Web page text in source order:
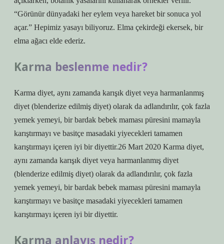
“Görünür dünyadaki her eylem veya hareket bir sonuca yol
açar.” Hepimiz yasayı biliyoruz. Elma çekirdeği ekersek, bir
elma ağacı elde ederiz.
Karma beslenme nedir?
Karma diyet, aynı zamanda karışık diyet veya harmanlanmış
diyet (blenderize edilmiş diyet) olarak da adlandırılır, çok fazla
yemek yemeyi, bir bardak bebek maması püresini mamayla
karıştırmayı ve basitçe masadaki yiyecekleri tamamen
karıştırmayı içeren iyi bir diyettir.26 Mart 2020 Karma diyet,
aynı zamanda karışık diyet veya harmanlanmış diyet
(blenderize edilmiş diyet) olarak da adlandırılır, çok fazla
yemek yemeyi, bir bardak bebek maması püresini mamayla
karıştırmayı ve basitçe masadaki yiyecekleri tamamen
karıştırmayı içeren iyi bir diyettir.
Karma anlayış nedir?